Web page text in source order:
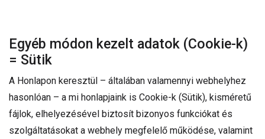
Egyéb módon kezelt adatok (Cookie-k)
= Sütik
A Honlapon keresztül – általában valamennyi webhelyhez
hasonlóan – a mi honlapjaink is Cookie-k (Sütik), kisméretű
fájlok, elhelyezésével biztosít bizonyos funkciókat és
szolgáltatásokat a webhely megfelelő működése, valamint